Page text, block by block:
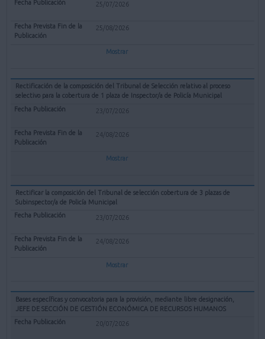
25/07/2026
25/08/2026
Mostrar
Rectificación de la composición del Tribunal de Selección relativo al proceso
selectivo para la cobertura de 1 plaza de Inspector/a de Policía Municipal
23/07/2026
24/08/2026
Mostrar
Rectificar la composición del Tribunal de selección cobertura de 3 plazas de
Subinspector/a de Policía Municipal
23/07/2026
24/08/2026
Mostrar
Bases específicas y convocatoria para la provisión, mediante libre designación,
JEFE DE SECCIÓN DE GESTIÓN ECONÓMICA DE RECURSOS HUMANOS
20/07/2026